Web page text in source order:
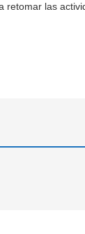
retomar las